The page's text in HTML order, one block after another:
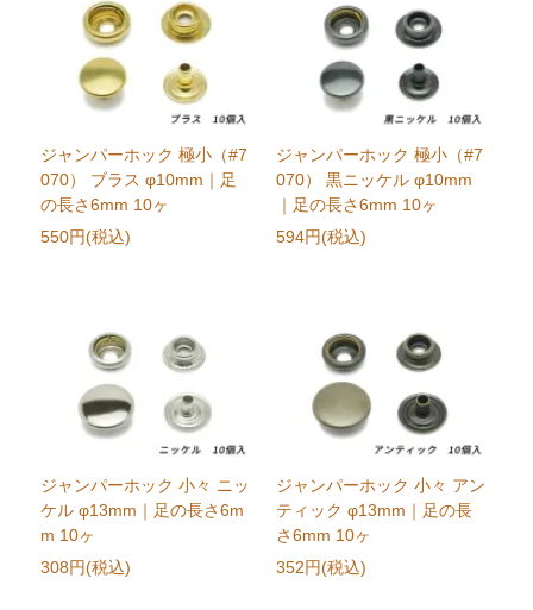
ジャンパーホック 極小（#7
070） ブラス φ10mm｜足
の長さ6mm 10ヶ
550円(税込)
ジャンパーホック 極小（#7
070） 黒ニッケル φ10mm
｜足の長さ6mm 10ヶ
594円(税込)
ジャンパーホック 小々 ニッ
ケル φ13mm｜足の長さ6m
m 10ヶ
308円(税込)
ジャンパーホック 小々 アン
ティック φ13mm｜足の長
さ6mm 10ヶ
352円(税込)